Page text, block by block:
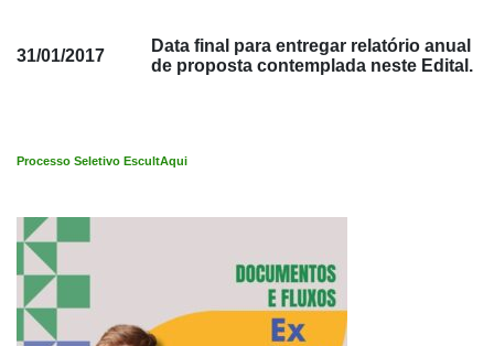
31/01/2017
Data final para entregar relatório anual
de proposta contemplada neste Edital.
Processo Seletivo EscultAqui